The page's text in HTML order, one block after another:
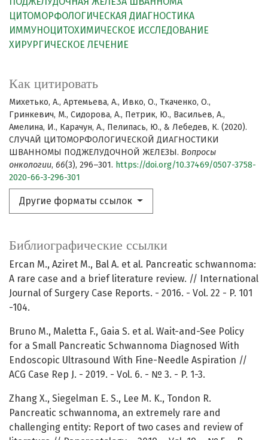
ЦИТОМОРФОЛОГИЧЕСКАЯ ДИАГНОСТИКА
ИММУНОЦИТОХИМИЧЕСКОЕ ИССЛЕДОВАНИЕ
ХИРУРГИЧЕСКОЕ ЛЕЧЕНИЕ
Как цитировать
Михетько, А., Артемьева, А., Ивко, О., Ткаченко, О.,
Гринкевич, М., Сидорова, А., Петрик, Ю., Васильев, А.,
Амелина, И., Карачун, А., Пелипась, Ю., & Лебедев, К. (2020).
СЛУЧАЙ ЦИТОМОРФОЛОГИЧЕСКОЙ ДИАГНОСТИКИ
ШВАННОМЫ ПОДЖЕЛУДОЧНОЙ ЖЕЛЕЗЫ. Вопросы
онкологии, 66(3), 296–301. https://doi.org/10.37469/0507-3758-
2020-66-3-296-301
Другие форматы ссылок
Библиографические ссылки
Ercan M., Aziret M., Bal A. et al. Pancreatic schwannoma:
A rare case and a brief literature review. // International
Journal of Surgery Case Reports. - 2016. - Vol. 22 - P. 101
-104.
Bruno M., Maletta F., Gaia S. et al. Wait-and-See Policy
for a Small Pancreatic Schwannoma Diagnosed With
Endoscopic Ultrasound With Fine-Needle Aspiration //
ACG Case Rep J. - 2019. - Vol. 6. - № 3. - P. 1-3.
Zhang X., Siegelman E. S., Lee M. K., Tondon R.
Pancreatic schwannoma, an extremely rare and
challenging entity: Report of two cases and review of